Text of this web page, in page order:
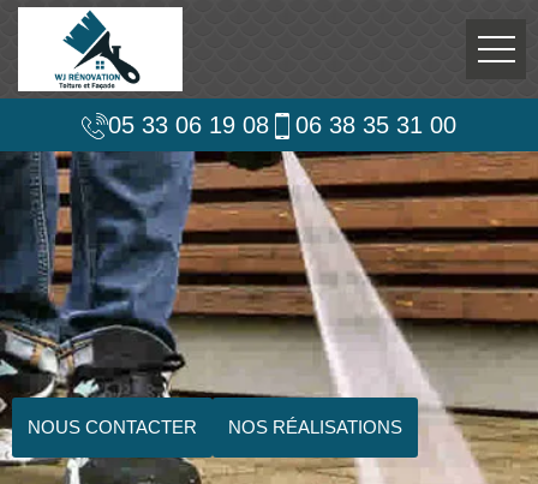
05 33 06 19 08 06 38 35 31 00
NOUS CONTACTER NOS RÉALISATIONS